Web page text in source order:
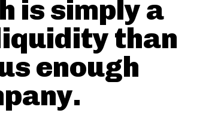
is simply a
than
enough